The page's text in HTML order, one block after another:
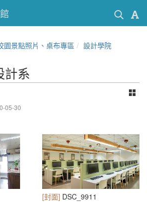
園景點照片、桌布專區 設計學院
計系
05-30
[封面] DSC_9911